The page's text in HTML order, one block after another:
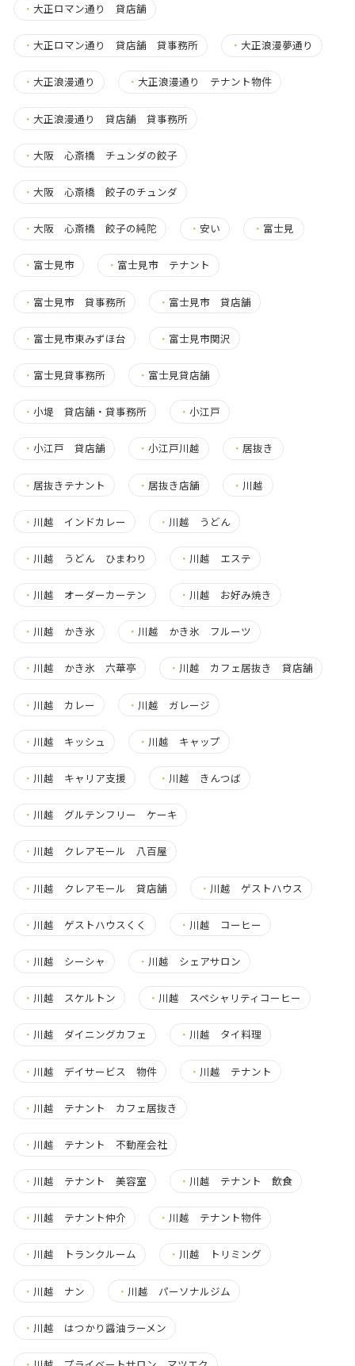
・ 大正ロマン通り 貸店舗
・ 大正ロマン通り 貸店舗 貸事務所 ・ 大正浪漫夢通り
・ 大正浪漫通り ・ 大正浪漫通り テナント物件
・ 大正浪漫通り 貸店舗 貸事務所
・ 大阪 心斎橋 チュンダの餃子
・ 大阪 心斎橋 餃子のチュンダ
・ 大阪 心斎橋 餃子の純陀 ・安い ・ 富士見
・ 富士見市 ・ 富士見市 テナント
・ 富士見市 貸事務所 ・ 富士見市 貸店舗
・ 富士見市東みずほ台 ・ 富士見市関沢
・ 富士見貸事務所 ・ 富士見貸店舗
・ 小堤 貸店舗・貸事務所 ・小江戸
・ 小江戸 貸店舗 ・小江戸川越 ・居抜き
・ 居抜きテナント ・ 居抜き店舗 ・ 川越
・ 川越 インドカレー ・ 川越 うどん
・ 川越 うどん ひまわり ・ 川越 エステ
・ 川越 オーダーカーテン ・ 川越 お好み焼き
・ 川越 かき氷 ・ 川越 かき氷 フルーツ
・ 川越 かき氷 六華亭 ・ 川越 カフェ居抜き 貸店舗
・ 川越 カレー ・ 川越 ガレージ
・ 川越 キッシュ ・ 川越 キャップ
・ 川越 キャリア支援 ・ 川越 きんつば
・ 川越 グルテンフリー ケーキ
・ 川越 クレアモール 八百屋
・ 川越 クレアモール 貸店舗 ・ 川越 ゲストハウス
・ 川越 ゲストハウスくく ・ 川越 コーヒー
・ 川越 シーシャ ・ 川越 シェアサロン
・ 川越 スケルトン ・ 川越 スペシャリティコーヒー
・ 川越 ダイニングカフェ ・ 川越 タイ料理
・ 川越 デイサービス 物件 ・ 川越 テナント
・ 川越 テナント カフェ居抜き
・ 川越 テナント 不動産会社
・ 川越 テナント 美容室 ・ 川越 テナント 飲食
・ 川越 テナント仲介 ・ 川越 テナント物件
・ 川越 トランクルーム ・ 川越 トリミング
・ 川越 ナン ・ 川越 パーソナルジム
・ 川越 はつかり醤油ラーメン